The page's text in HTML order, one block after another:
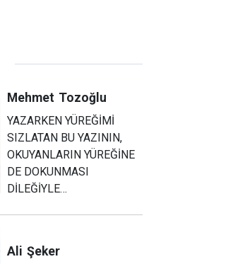
Mehmet Tozoğlu
YAZARKEN YÜREĞİMİ
SIZLATAN BU YAZININ,
OKUYANLARIN YÜREĞİNE
DE DOKUNMASI
DİLEĞİYLE…
Ali Şeker